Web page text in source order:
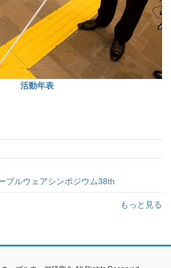
活動年表
ブルウェアシンポジウム38th
もっと見る